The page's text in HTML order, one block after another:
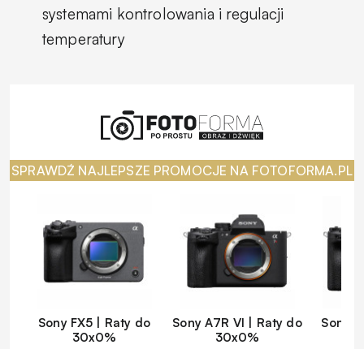
systemami kontrolowania i regulacji
temperatury
SPRAWDŹ NAJLEPSZE PROMOCJE NA FOTOFORMA.PL
Sony FX5 | Raty do
30x0%
Sony A7R VI | Raty do
30x0%
Sony